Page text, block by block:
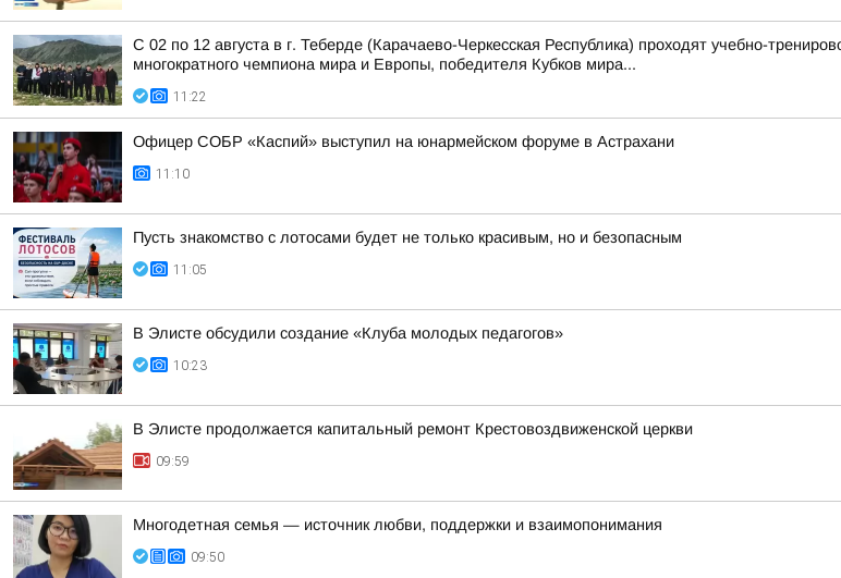
С 02 по 12 августа в г. Теберде (Карачаево-Черкесская Республика) проходят учебно-
многократного чемпиона мира и Европы, победителя Кубков мира...
11:22
Офицер СОБР «Каспий» выступил на юнармейском форуме в Астрахани
11:10
Пусть знакомство с лотосами будет не только красивым, но и безопасным
11:05
В Элисте обсудили создание «Клуба молодых педагогов»
10:23
В Элисте продолжается капитальный ремонт Крестовоздвиженской церкви
09:59
Многодетная семья — источник любви, поддержки и взаимопонимания
09:50